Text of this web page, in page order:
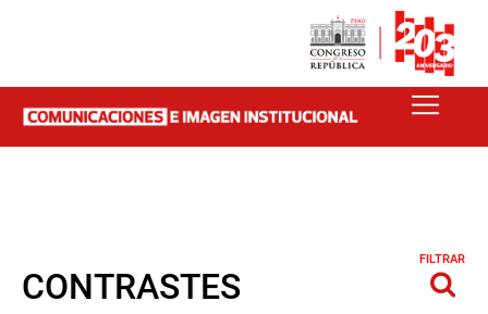
CONTRASTES
FILTRAR